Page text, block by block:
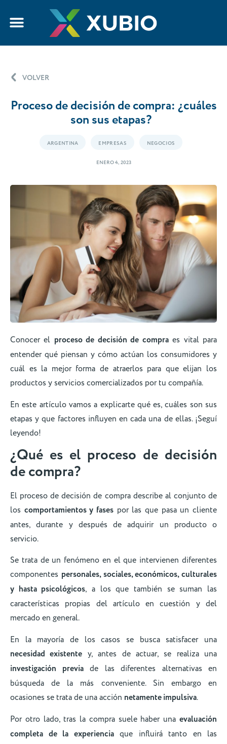
VOLVER
Proceso de decisión de compra: ¿cuáles
son sus etapas?
ARGENTINA EMPRESAS NEGOCIOS
ENERO 4, 2023
Conocer el proceso de decisión de compraes vital para
entender qué piensan y cómo actúan los consumidores y
cuál es la mejor forma de atraerlos para que elijan los
productos y servicios comercializados por tu compañía.
En este artículo vamos a explicarte qué es, cuáles son sus
etapas y que factores influyen en cada una de ellas. ¡Seguí
leyendo!
¿Qué es el proceso de decisión
de compra?
El proceso de decisión de compra describe al conjunto de
los comportamientos y fases por las que pasa un cliente
antes, durante y después de adquirir un producto o
servicio.
Se trata de un fenómeno en el que intervienen diferentes
componentes personales, sociales, económicos, culturales
y hasta psicológicos, a los que también se suman las
características propias del artículo en cuestión y del
mercado en general.
En la mayoría de los casos se busca satisfacer una
necesidad existente y, antes de actuar, se realiza una
investigación previade las diferentes alternativas en
búsqueda de la más conveniente. Sin embargo en
ocasiones se trata de una acción netamente impulsiva.
Por otro lado, tras la compra suele haber una evaluación
completa de la experienciaque influirá tanto en las